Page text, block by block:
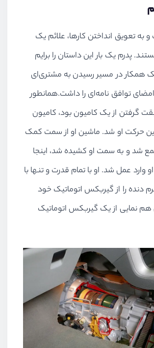
به تعویق انداختن کارها، علائم یک
پدرم یک بار این داستان را برایم
همکار در مسیر رسیدن به مشتری‌ای
توافق نامه‌ای را داشت.همانطور
گرفتن از یک کامیون بود، کامیون
حرکت او شد. ماشین او از سمت کمک
جمع شد و به سمت او کشیده شد، اینجا
وارد عمل شد. او با تمام قدرت و تنها با
دنده را از گیربکس اتوماتیک خود
هم نمایی از یک گیربکس اتوماتیک